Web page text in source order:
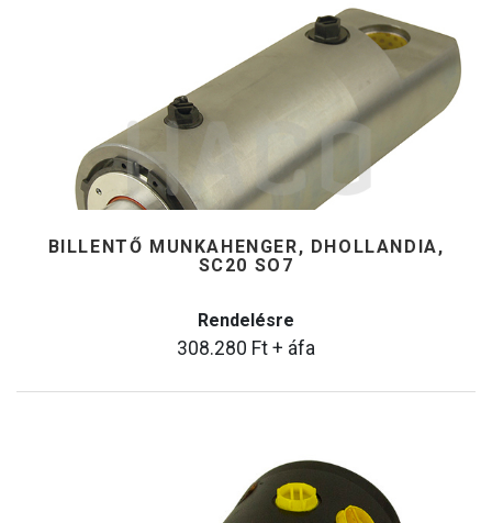
BILLENTŐ MUNKAHENGER, DHOLLANDIA,
SC20 SO7
Rendelésre
308.280 Ft + áfa